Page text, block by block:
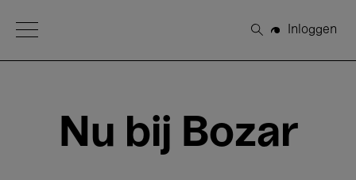
Open Menu
Zoeken
Inloggen
Nu bij Bozar